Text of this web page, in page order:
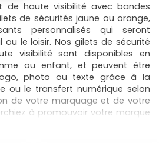
de haute visibilité avec bandes
de sécurités jaune ou orange,
personnalisés qui seront
le loisir. Nos gilets de sécurité
visibilité sont disponibles en
ou enfant, et peuvent être
photo ou texte grâce à la
ou le transfert numérique selon
de votre marquage et de votre
à promouvoir votre marque
de votre personnel, les
à haute visibilité personnalisés